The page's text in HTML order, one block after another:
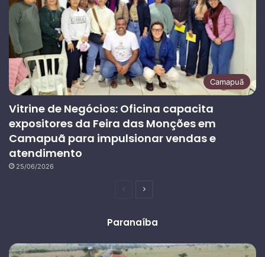
Camapuã
Vitrine de Negócios: Oficina capacita
expositores da Feira das Monções em
Camapuã para impulsionar vendas e
atendimento
25/06/2026
PáginaPróxima
Paranaíba